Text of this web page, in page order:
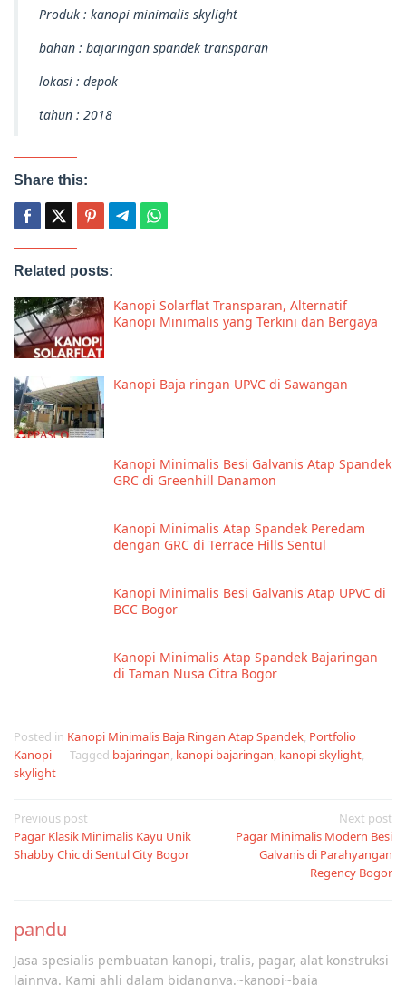
Produk : kanopi minimalis skylight
bahan : bajaringan spandek transparan
lokasi : depok
tahun : 2018
Share this:
Related posts:
Kanopi Solarflat Transparan, Alternatif
Kanopi Minimalis yang Terkini dan Bergaya
Kanopi Baja ringan UPVC di Sawangan
Kanopi Minimalis Besi Galvanis Atap Spandek
GRC di Greenhill Danamon
Kanopi Minimalis Atap Spandek Peredam
dengan GRC di Terrace Hills Sentul
Kanopi Minimalis Besi Galvanis Atap UPVC di
BCC Bogor
Kanopi Minimalis Atap Spandek Bajaringan
di Taman Nusa Citra Bogor
Posted in Kanopi Minimalis Baja Ringan Atap Spandek, Portfolio
Kanopi
Tagged bajaringan, kanopi bajaringan, kanopi skylight,
skylight
Post
navigation
Previous post
Pagar Klasik Minimalis Kayu Unik
Shabby Chic di Sentul City Bogor
Next post
Pagar Minimalis Modern Besi
Galvanis di Parahyangan
Regency Bogor
pandu
Jasa spesialis pembuatan kanopi, tralis, pagar, alat konstruksi
lainnya. Kami ahli dalam bidangnya.~kanopi~baja